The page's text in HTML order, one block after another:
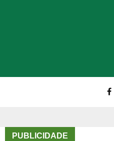
PUBLICIDADE